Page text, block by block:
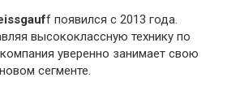
f появился c 2013 года.
высококлассную технику по
уверенно занимает свою
сегменте.